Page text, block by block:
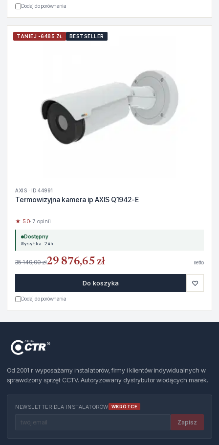
Dodaj do porównania
TANIEJ -6485 ZŁ BESTSELLER
AXIS · ID 44991
Termowizyjna kamera ip AXIS Q1942-E
★ 5.0· 7 opinii
Dostępny
Wysyłka 24h
35 149,00 zł29 876,65 zł netto
Do koszyka ♡
Dodaj do porównania
Od 2001 r. wyposażamy instalatorów, firmy i klientów indywidualnych w
sprawdzony sprzęt CCTV. Autoryzowany dystrybutor wiodących marek.
NEWSLETTER DLA INSTALATORÓW WKRÓTCE
Zapisz